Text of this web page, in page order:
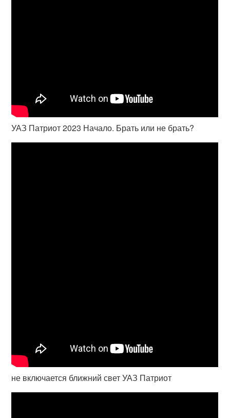
УАЗ Патриот 2023 Начало. Брать или не брать?
не включается ближний свет УАЗ Патриот